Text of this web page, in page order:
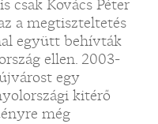
csak Kovács Péter
a megtiszteltetés
együtt behívták
ellen. 2003-
egy
kitérő
még